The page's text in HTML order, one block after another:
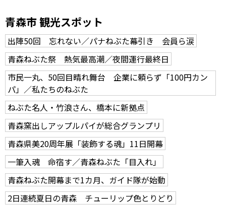
青森市 観光スポット
出陣50回 忘れない／パナねぶた幕引き 会員ら涙
青森ねぶた祭 熱気最高潮／夜間運行最終日
市民一丸、50回目晴れ舞台 企業に頼らず「100円カン
パ」／私たちのねぶた
ねぶた名人・竹浪さん、橋本に新拠点
青森窯出しアップルパイが総合グランプリ
青森県美20周年展「装飾する魂」11日開幕
一筆入魂 命宿す／青森ねぶた「目入れ」
青森ねぶた開幕まで1カ月、ガイド隊が始動
2日連続夏日の青森 チューリップ色とりどり